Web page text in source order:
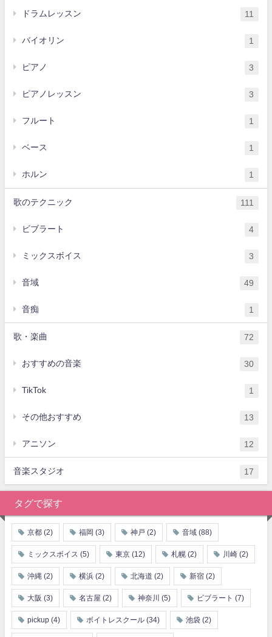
ドラムレッスン 11
バイオリン 1
ピアノ 3
ピアノレッスン 3
フルート 1
ベース 1
ホルン 1
歌のテクニック 111
ビブラート 4
ミックスボイス 3
音域 49
音痴 1
歌・楽曲 72
おすすめの音楽 30
TikTok 1
その他おすすめ 13
アニソン 12
音楽スタジオ 17
タグで探す
京都 (2) 福岡 (3) 神戸 (2) 音域 (88)
ミックスボイス (5) 東京 (12) 札幌 (2) 川崎 (2)
沖縄 (2) 横浜 (2) 北海道 (2) 新宿 (2)
大阪 (3) 名古屋 (2) 神奈川 (5) ビブラート (7)
pickup (4) ボイトレスクール (34) 池袋 (2)